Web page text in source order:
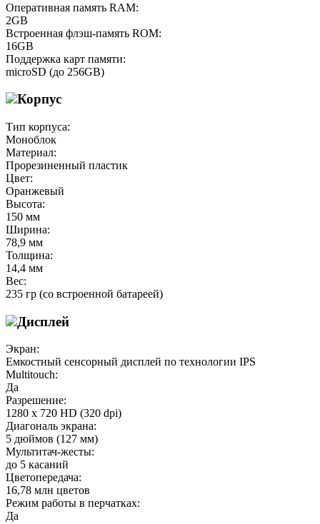
Оперативная память RAM:
2GB
Встроенная флэш-память ROM:
16GB
Поддержка карт памяти:
microSD (до 256GB)
Корпус
Тип корпуса:
Моноблок
Материал:
Прорезиненный пластик
Цвет:
Оранжевый
Высота:
150 мм
Ширина:
78,9 мм
Толщина:
14,4 мм
Вес:
235 гр (со встроенной батареей)
Дисплей
Экран:
Емкостный сенсорный дисплей по технологии IPS
Multitouch:
Да
Разрешение:
1280 х 720 HD (320 dpi)
Диагональ экрана:
5 дюймов (127 мм)
Мультитач-жесты:
до 5 касаний
Цветопередача:
16,78 млн цветов
Режим работы в перчатках:
Да